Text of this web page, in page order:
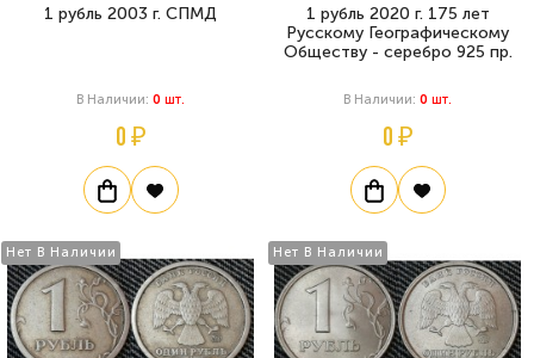
1 рубль 2003 г. СПМД
В Наличии: 0 Шт.
0 ₽
1 рубль 2020 г. 175 лет
Русскому Географическому
Обществу - серебро 925 пр.
В Наличии: 0 Шт.
0 ₽
Нет В Наличии Нет В Наличии